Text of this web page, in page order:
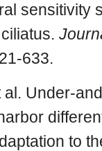
sensitivity
633.
al. Under-
to